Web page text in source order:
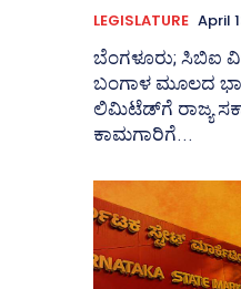
LEGISLATURE April
ಬೆಂಗಳೂರು; ಸಿಬಿಐ
ಬಂಗಾಳ ಮೂಲದ
ಲಿಮಿಟೆಡ್‌ಗೆ ರಾಜ್ಯ
ಕಾಮಗಾರಿಗೆ...